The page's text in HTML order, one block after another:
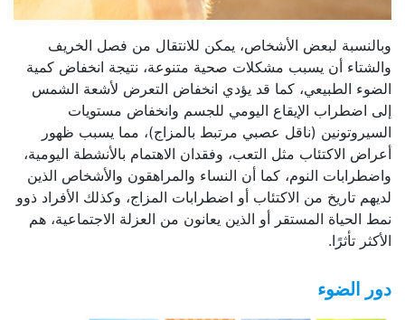
وبالنسبة لبعض الأشخاص، يمكن للانتقال من فصل الخريف
والشتاء أن يسبب مشكلات صحية متنوعة، نتيجة انخفاض كمية
الضوء الطبيعي، كما قد يؤدي انخفاض التعرض لأشعة الشمس
إلى اضطراب الإيقاع اليومي للجسم وانخفاض مستويات
السيروتونين (ناقل عصبي مرتبط بالمزاج)، مما يسبب ظهور
أعراض الاكتئاب مثل التعب، وفقدان الاهتمام بالأنشطة اليومية،
واضطرابات النوم، كما أن النساء والمراهقون والأشخاص الذين
لديهم تاريخ من الاكتئاب أو اضطرابات المزاج، وكذلك الأفراد ذوو
نمط الحياة المستقر أو الذين يعانون من العزلة الاجتماعية، هم
الأكثر تأثرًا.
دور الضوء